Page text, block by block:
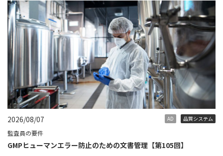
2026/08/07 AD 品質システム
監査員の要件
GMPヒューマンエラー防止のための文書管理【第105回】